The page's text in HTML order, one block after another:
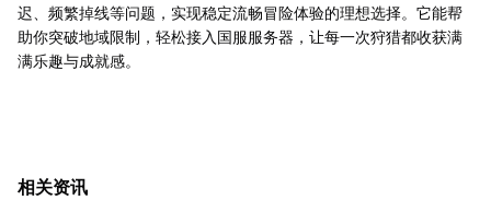
迟、频繁掉线等问题，实现稳定流畅冒险体验的理想选择。它能帮
助你突破地域限制，轻松接入国服服务器，让每一次狩猎都收获满
满乐趣与成就感。
相关资讯